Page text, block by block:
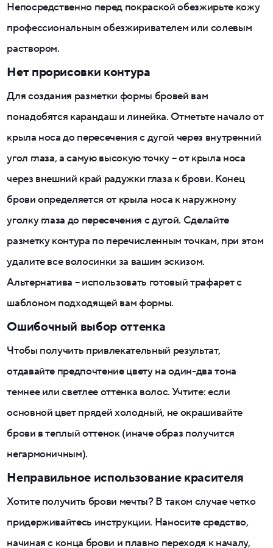
Непосредственно перед покраской обезжирьте кожу
профессиональным обезжиривателем или солевым
раствором.
Нет прорисовки контура
Для создания разметки формы бровей вам
понадобятся карандаш и линейка. Отметьте начало от
крыла носа до пересечения с дугой через внутренний
угол глаза, а самую высокую точку – от крыла носа
через внешний край радужки глаза к брови. Конец
брови определяется от крыла носа к наружному
уголку глаза до пересечения с дугой. Сделайте
разметку контура по перечисленным точкам, при этом
удалите все волосинки за вашим эскизом.
Альтернатива – использовать готовый трафарет с
шаблоном подходящей вам формы.
Ошибочный выбор оттенка
Чтобы получить привлекательный результат,
отдавайте предпочтение цвету на один-два тона
темнее или светлее оттенка волос. Учтите: если
основной цвет прядей холодный, не окрашивайте
брови в теплый оттенок (иначе образ получится
негармоничным).
Неправильное использование красителя
Хотите получить брови мечты? В таком случае четко
придерживайтесь инструкции. Наносите средство,
начиная с конца брови и плавно переходя к началу,